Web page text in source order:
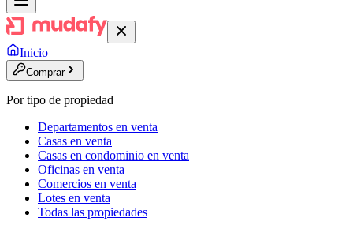
Inicio
Comprar
Por tipo de propiedad
Departamentos en venta
Casas en venta
Casas en condominio en venta
Oficinas en venta
Comercios en venta
Lotes en venta
Todas las propiedades